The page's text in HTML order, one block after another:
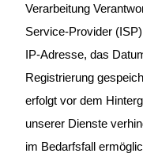
Verarbeitung
Service-Provider
IP-Adresse, das
Registrierung
erfolgt vor dem
unserer Dienste
im Bedarfsfall